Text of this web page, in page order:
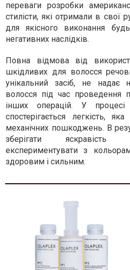
переваги розробки
стилісти, які отримали в свої
для якісного виконання
негативних наслідків.
Повна відмова від
шкідливих для волосся
унікальний засіб, не надає
волосся під час проведення
інших операцій. У процесі
спостерігається легкість,
механічних пошкоджень. В
зберігати яскравість
експериментувати з
здоровим і сильним.